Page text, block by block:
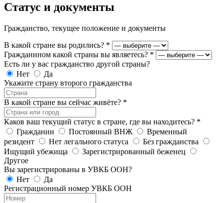
Статус и документы
Гражданство, текущее положение и документы
В какой стране вы родились? *
Гражданином какой страны вы являетесь? *
Есть ли у вас гражданство другой страны?
Нет
Да
Укажите страну второго гражданства
В какой стране вы сейчас живёте? *
Каков ваш текущий статус в стране, где вы находитесь? *
Гражданин
Постоянный ВНЖ
Временный
резидент
Нет легального статуса
Без гражданства
Ищущий убежища
Зарегистрированный беженец
Другое
Вы зарегистрированы в УВКБ ООН?
Нет
Да
Регистрационный номер УВКБ ООН